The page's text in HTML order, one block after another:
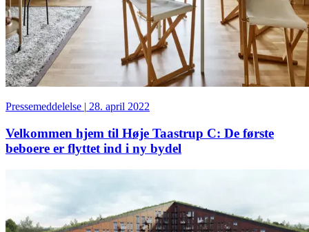
Pressemeddelelse | 28. april 2022
Velkommen hjem til Høje Taastrup C: De første
beboere er flyttet ind i ny bydel